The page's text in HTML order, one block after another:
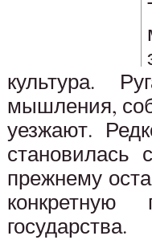
культура.
мышления,
уезжают.
становилась
прежнему
конкретную
государства.